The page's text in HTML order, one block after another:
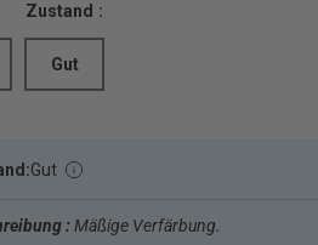
Zustand :
Gut
Gut
:Mäßige Verfärbung.